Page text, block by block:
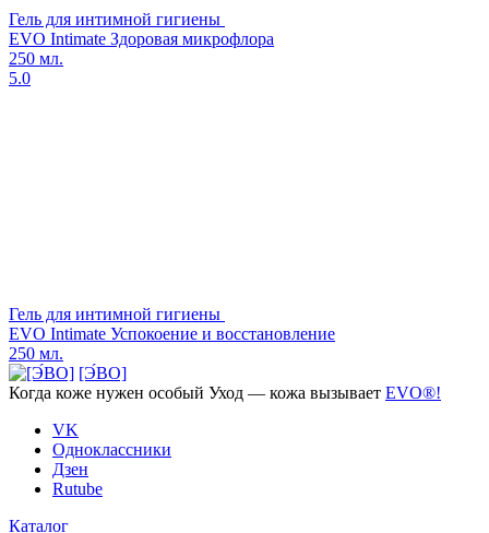
Гель для интимной гигиены
EVO Intimate Здоровая микрофлора
250 мл.
5.0
Гель для интимной гигиены
EVO Intimate Успокоение и восстановление
250 мл.
[Э́ВО]
Когда коже нужен особый Уход — кожа вызывает EVO®!
VK
Одноклассники
Дзен
Rutube
Каталог